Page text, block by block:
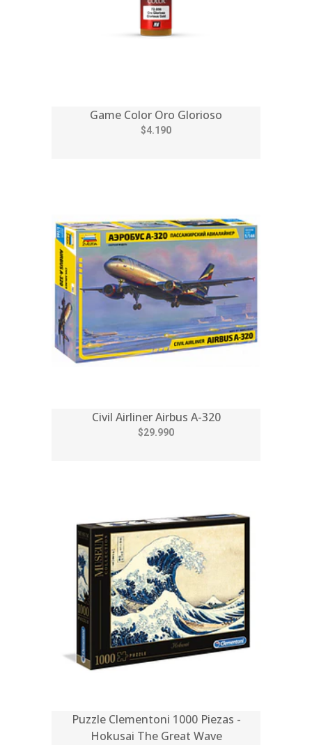
Game Color Oro Glorioso
$4.190
Civil Airliner Airbus A-320
$29.990
Puzzle Clementoni 1000 Piezas -
Hokusai The Great Wave